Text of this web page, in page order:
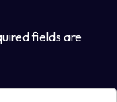
fields are